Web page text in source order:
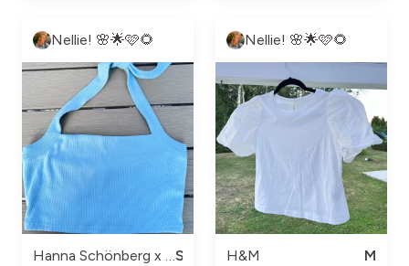
Nellie! 🌸🌟🩷🌻 Nellie! 🌸🌟🩷🌻
H&M
M